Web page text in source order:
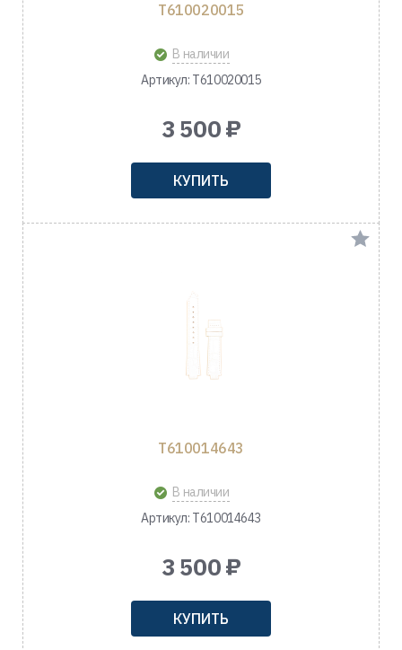
T610020015
В наличии
Артикул: T610020015
3 500 ₽
КУПИТЬ
T610014643
В наличии
Артикул: T610014643
3 500 ₽
КУПИТЬ